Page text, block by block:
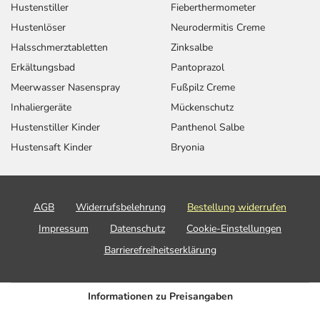
Hustenstiller
Hustenlöser
Halsschmerztabletten
Erkältungsbad
Meerwasser Nasenspray
Inhaliergeräte
Hustenstiller Kinder
Hustensaft Kinder
Fieberthermometer
Neurodermitis Creme
Zinksalbe
Pantoprazol
Fußpilz Creme
Mückenschutz
Panthenol Salbe
Bryonia
AGB Widerrufsbelehrung
Bestellung widerrufen
Impressum
Datenschutz
Cookie-Einstellungen
Barrierefreiheitserklärung
Informationen zu Preisangaben